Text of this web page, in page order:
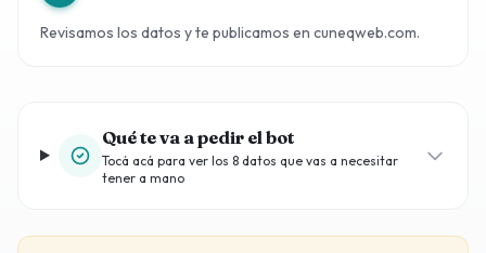
Revisamos los datos y te publicamos en cuneqweb.com.
Qué te va a pedir el bot
Tocá acá para ver los 8 datos que vas a necesitar
tener a mano